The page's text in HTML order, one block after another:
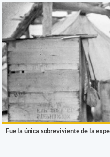
Fue la única sobreviviente de la